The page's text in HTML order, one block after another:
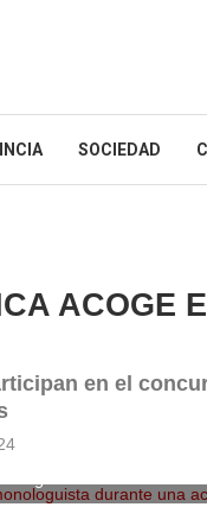
SOCIEDAD
ACOGE
en el